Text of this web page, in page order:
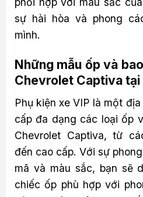
sự hài hòa và phong
mình.
Những mẫu ốp và
Chevrolet Captiva tại
Phụ kiện xe VIP là một
cấp đa dạng các loại ốp
Chevrolet Captiva, từ
đến cao cấp. Với sự
mã và màu sắc, bạn sẽ
chiếc ốp phù hợp với